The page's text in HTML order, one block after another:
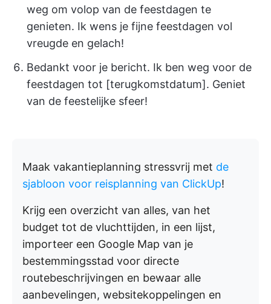
weg om volop van de feestdagen te
genieten. Ik wens je fijne feestdagen vol
vreugde en gelach!
Bedankt voor je bericht. Ik ben weg voor de
feestdagen tot [terugkomstdatum]. Geniet
van de feestelijke sfeer!
Maak vakantieplanning stressvrij met de
sjabloon voor reisplanning van ClickUp!
Krijg een overzicht van alles, van het
budget tot de vluchttijden, in een lijst,
importeer een Google Map van je
bestemmingsstad voor directe
routebeschrijvingen en bewaar alle
aanbevelingen, websitekoppelingen en